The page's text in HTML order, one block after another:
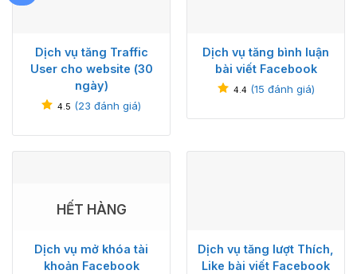
Dịch vụ tăng Traffic
User cho website (30
ngày)
4.5 (23 đánh giá)
Dịch vụ tăng bình luận
bài viết Facebook
4.4 (15 đánh giá)
HẾT HÀNG
Dịch vụ mở khóa tài
khoản Facebook
Dịch vụ tăng lượt Thích,
Like bài viết Facebook